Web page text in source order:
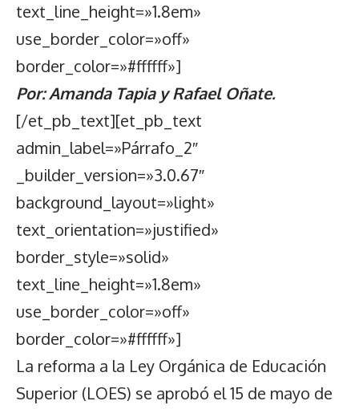
text_line_height=»1.8em»
use_border_color=»off»
border_color=»#ffffff»]
Por: Amanda Tapia y Rafael Oñate.
[/et_pb_text][et_pb_text
admin_label=»Párrafo_2″
_builder_version=»3.0.67″
background_layout=»light»
text_orientation=»justified»
border_style=»solid»
text_line_height=»1.8em»
use_border_color=»off»
border_color=»#ffffff»]
La reforma a la Ley Orgánica de Educación
Superior (LOES) se aprobó el 15 de mayo de